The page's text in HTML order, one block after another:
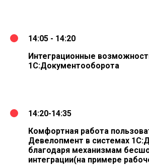
14:05 - 14:20
Интеграционные
1С:Документооборота
14:20-14:35
Комфортная работа
Девелопмент в системах
благодаря механизмам
интеграции(на примере